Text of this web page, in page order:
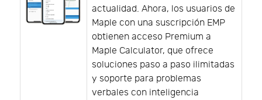
actualidad. Ahora, los usuarios de
Maple con una suscripción EMP
obtienen acceso Premium a
Maple Calculator, que ofrece
soluciones paso a paso ilimitadas
y soporte para problemas
verbales con inteligencia